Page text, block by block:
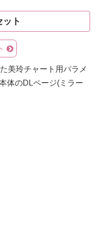
ト
美玲チャート用パラメ
体のDLページ(ミラー